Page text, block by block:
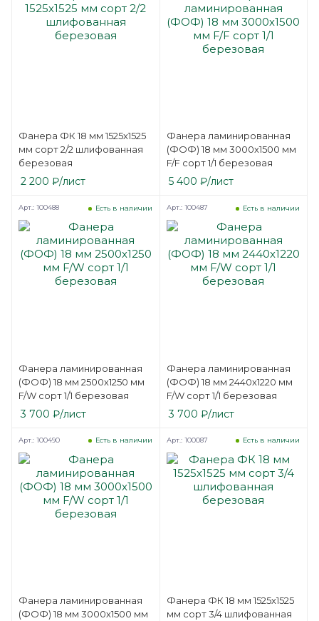
Фанера ФК 18 мм 1525х1525
мм сорт 2/2 шлифованная
березовая
2 200 ₽/лист
Фанера ламинированная
(ФОФ) 18 мм 3000х1500 мм
F/F сорт 1/1 березовая
5 400 ₽/лист
Фанера ламинированная
(ФОФ) 18 мм 2500х1250 мм
F/W сорт 1/1 березовая
Есть в наличии
Арт.: 100488
3 700 ₽/лист
Фанера ламинированная
(ФОФ) 18 мм 2440х1220 мм
F/W сорт 1/1 березовая
Есть в наличии
Арт.: 100487
3 700 ₽/лист
Фанера ламинированная
(ФОФ) 18 мм 3000х1500 мм
Есть в наличии
Арт.: 100490
Фанера ФК 18 мм 1525х1525
мм сорт 3/4 шлифованная
Есть в наличии
Арт.: 100087